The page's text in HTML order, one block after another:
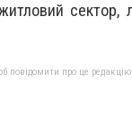
сектор,
повідомити про це редакцію